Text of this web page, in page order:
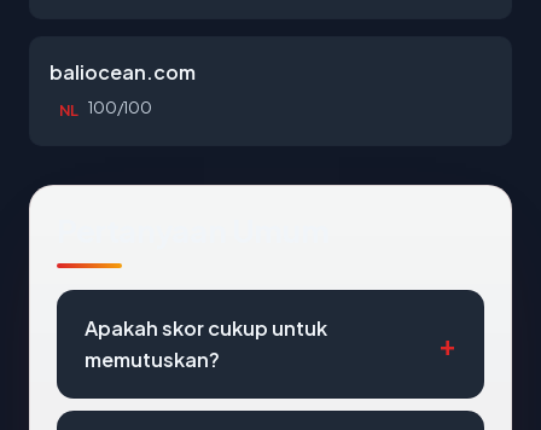
baliocean.com
NL 100/100
Apakah skor cukup untuk
memutuskan?